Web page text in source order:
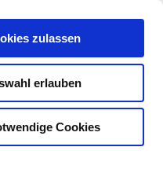
zulassen
erlauben
Cookies
Kundenlogin
Suche